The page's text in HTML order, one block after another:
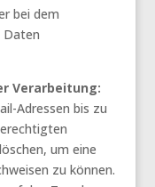
bei dem
Daten
Verarbeitung:
Adressen bis zu
um eine
zu können.